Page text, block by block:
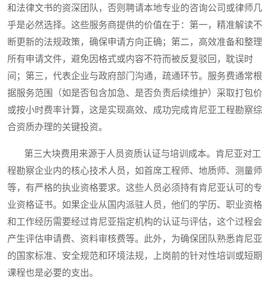
和法律文书的资深团队，否则聘请本地专业的咨询公司或律师几
乎是必然选择。这些服务商提供的价值在于：第一，精准解读不
断更新的法规政策，确保申请方向正确；第二，高效准备和整理
所有申请文件，避免因格式或内容不符而被反复驳回，耽误时
间；第三，代表企业与政府部门沟通，疏通环节。服务费通常根
据服务范围（如是否包含加急、是否负责后续维护）采取打包价
或按小时费率计算，这是实现高效、成功完成肯尼亚工程勘察综
合资质办理的关键投资。
第三大块费用来源于人员资质认证与培训成本。肯尼亚对工
程勘察企业内的核心技术人员，如首席工程师、地质师、测量师
等，有严格的执业资格要求。这些人员必须持有肯尼亚认可的专
业资格证书。如果企业从国内派驻人员，他们的学历、职业资格
和工作经历需要经过肯尼亚指定机构的认证与评估，这个过程会
产生评估申请费、资料审核费等。此外，为确保团队熟悉肯尼亚
的国家标准、安全规范和环境法规，上岗前的针对性培训或短期
课程也是必要的支出。